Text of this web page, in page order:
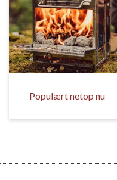
Populært netop nu